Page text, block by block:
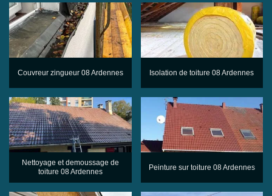
Couvreur zingueur 08 Ardennes Isolation de toiture 08 Ardennes
Nettoyage et demoussage de
toiture 08 Ardennes
Peinture sur toiture 08 Ardennes